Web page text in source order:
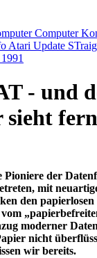
Computer
Atari Update
- und
sieht
Pioniere der
mit
den
moderner
nicht
wir bereits.